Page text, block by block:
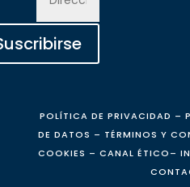
POLÍTICA DE PRIVACIDAD –
DE DATOS – TÉRMINOS Y
COOKIES – CANAL ÉTICO–